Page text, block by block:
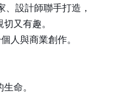
設計師聯手打造，
又有趣。
人與商業創作。
命。